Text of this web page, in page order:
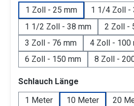
1 Zoll - 25 mm
1 1/4 Zoll -
1 1/2 Zoll - 38 mm
2 Zoll -
3 Zoll - 76 mm
4 Zoll - 100
6 Zoll - 150 mm
8 Zoll -
Schlauch Länge
1 Meter
10 Meter 20